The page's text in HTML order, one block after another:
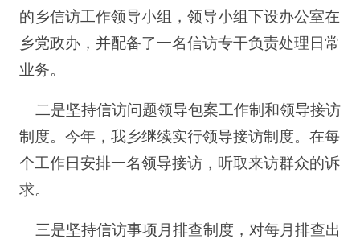
的乡信访工作领导小组，领导小组下设办公室在
乡党政办，并配备了一名信访专干负责处理日常
业务。
二是坚持信访问题领导包案工作制和领导接访
制度。今年，我乡继续实行领导接访制度。在每
个工作日安排一名领导接访，听取来访群众的诉
求。
三是坚持信访事项月排查制度，对每月排查出